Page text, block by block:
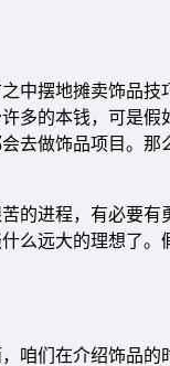
中摆地摊卖饰品
多的本钱，可是
去做饰品项目。
的进程，有必要
么远大的理想了
咱们在介绍饰品